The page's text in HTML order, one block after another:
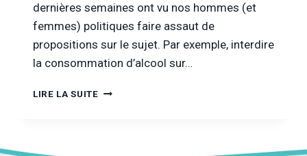
dernières semaines ont vu nos hommes (et
femmes) politiques faire assaut de
propositions sur le sujet. Par exemple, interdire
la consommation d’alcool sur…
LIRE LA SUITECOMMENT